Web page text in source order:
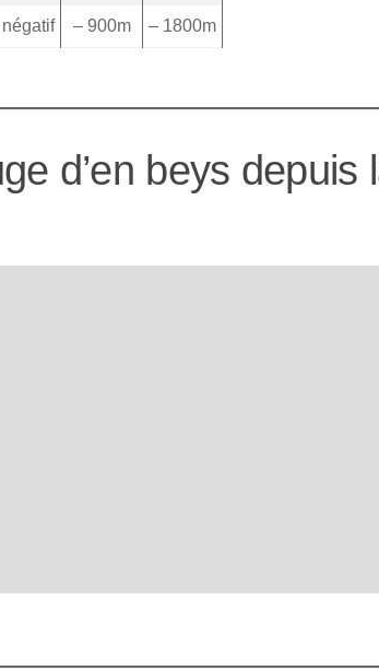
– 900m – 1800m
d’en beys depuis